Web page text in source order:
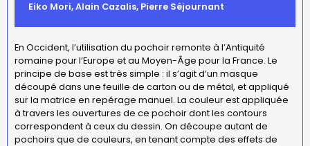
Eiko Mori, Alain Cazalis, Pierre Séjournant
En Occident, l’utilisation du pochoir remonte à l’Antiquité
romaine pour l’Europe et au Moyen-Âge pour la France. Le
principe de base est très simple : il s’agit d’un masque
découpé dans une feuille de carton ou de métal, et appliqué
sur la matrice en repérage manuel. La couleur est appliquée
à travers les ouvertures de ce pochoir dont les contours
correspondent à ceux du dessin. On découpe autant de
pochoirs que de couleurs, en tenant compte des effets de